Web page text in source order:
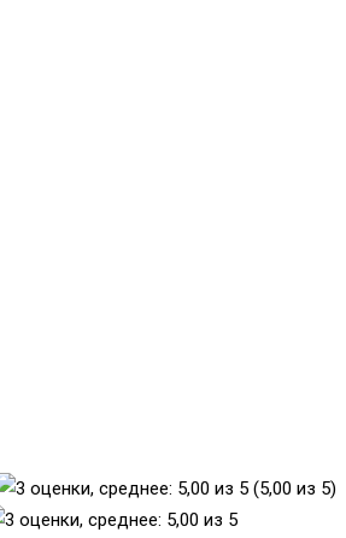
(5,00 из 5)